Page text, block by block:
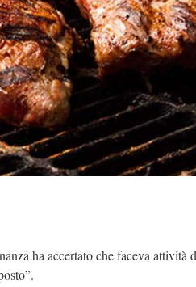
ha accertato che faceva attività